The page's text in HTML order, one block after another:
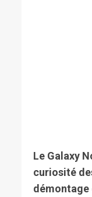
Le Galaxy
curiosité
démontage